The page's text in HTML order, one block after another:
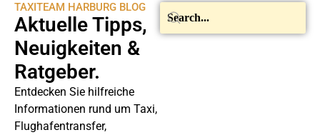
TAXITEAM HARBURG BLOG
Aktuelle Tipps,
Neuigkeiten &
Ratgeber.
Entdecken Sie hilfreiche
Informationen rund um Taxi,
Flughafentransfer,